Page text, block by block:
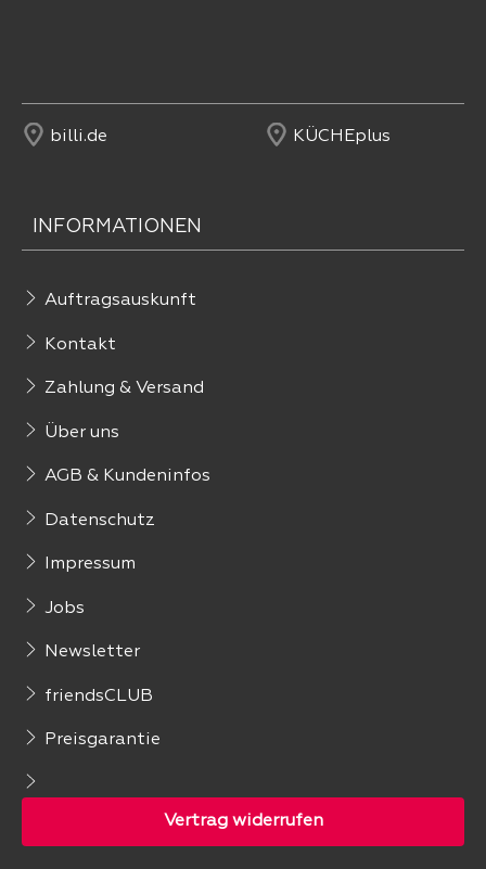
billi.de KÜCHEplus
INFORMATIONEN
Auftragsauskunft
Kontakt
Zahlung & Versand
Über uns
AGB & Kundeninfos
Datenschutz
Impressum
Jobs
Newsletter
friendsCLUB
Preisgarantie